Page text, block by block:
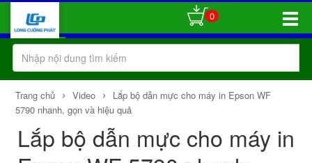
Toggle
0
Trang chủ › Video ›
Lắp bộ dẫn mực cho máy in Epson WF
5790 nhanh, gọn và hiệu quả
Lắp bộ dẫn mực cho máy in